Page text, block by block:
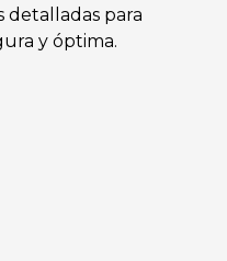
detalladas para
y óptima.